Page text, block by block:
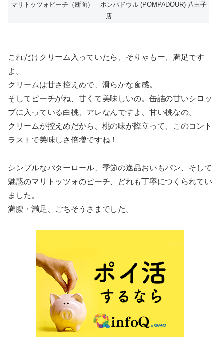
マリトッツォピーチ（断面）｜ポンパドウル (POMPADOUR) 八王子
店
これだけクリーム入っていたら、そりゃもー、満足です
よ。
クリームは甘さ控えめで、滑らかな食感。
そしてピーチがね、甘くて美味しいの。缶詰の甘いシロッ
プに入っている白桃、アレなんですよ、甘い桃なの。
クリームが控えめだから、桃の味が際立って、このコント
ラストで美味しさ倍増ですね！
シンプルなバターロール、季節の逸品おいもパン、そして
魅惑のマリトッツォのピーチ、どれも丁寧につくられてい
ました。
満腹・満足、ごちそうさまでした。